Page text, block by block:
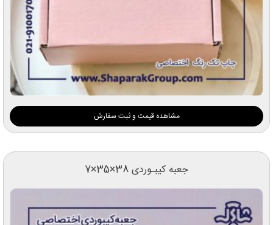
مشاهده قیمت و ثبت سفارش
جعبه کیبـوردی 38×35×7